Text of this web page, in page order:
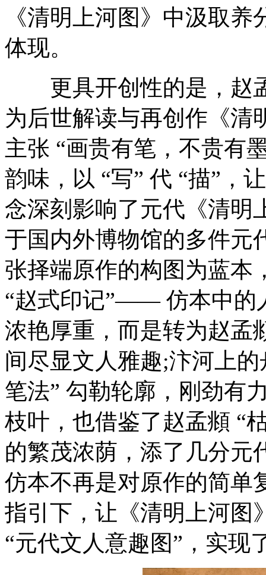
《清明上河图》中汲取
体现。
更具开创性的是，赵孟
为后世解读与再创作《清
主张 “画贵有笔，不贵有
韵味，以 “写” 代 “描”，
念深刻影响了元代《清明
于国内外博物馆的多件元
张择端原作的构图为蓝本
“赵式印记”—— 仿本中的
浓艳厚重，而是转为赵孟
间尽显文人雅趣;汴河上
笔法” 勾勒轮廓，刚劲有
枝叶，也借鉴了赵孟頫 “
的繁茂浓荫，添了几分元
仿本不再是对原作的简单
指引下，让《清明上河图
“元代文人意趣图”，实现